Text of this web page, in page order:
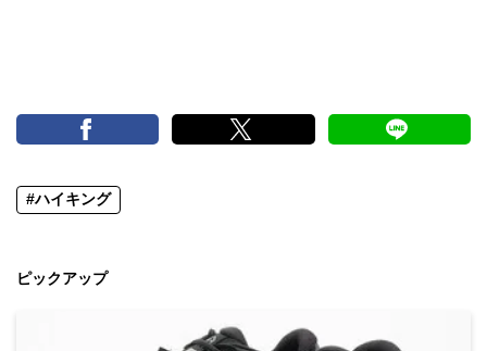
#ハイキング
ピックアップ